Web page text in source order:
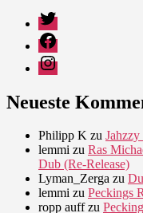
Twitter
Facebook
Instagram
Neueste
Philipp K zu
lemmi zu Ras
Dub (Re-Release)
Lyman_Zerga zu
lemmi zu Peckings
ropp auffzu